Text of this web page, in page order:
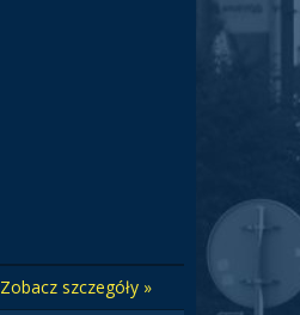
Zobacz szczegóły »